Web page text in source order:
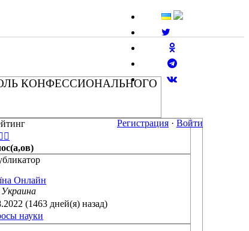
Регистрация · Войти
КОНФЕССИОНАЛЬНОГО

Онлайн
(1463 дней(я) назад)
науки